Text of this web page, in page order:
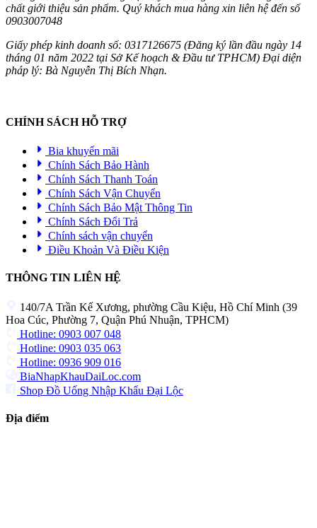
chất giới thiệu sản phẩm. Quý khách mua hàng xin liên hệ đến số
0903007048
Giấy phép kinh doanh số: 0317126675 (Đăng ký lần đầu ngày 14
tháng 01 năm 2022 tại Sở Kế hoạch & Đầu tư TPHCM) Đại diện
pháp lý: Bà Nguyễn Thị Bích Nhạn.
CHÍNH SÁCH HỖ TRỢ
Bia khuyến mãi
Chính Sách Bảo Hành
Chính Sách Thanh Toán
Chính Sách Vận Chuyển
Chính Sách Bảo Mật Thông Tin
Chính Sách Đổi Trả
Chính sách vận chuyển
Điều Khoản Và Điều Kiện
THÔNG TIN LIÊN HỆ
140/7A Trần Kế Xương, phường Cầu Kiệu, Hồ Chí Minh (39
Hoa Cúc, Phường 7, Quận Phú Nhuận, TPHCM)
Hotline: 0903 007 048
Hotline: 0903 035 063
Hotline: 0936 909 016
BiaNhapKhauDaiLoc.com
Shop Đồ Uống Nhập Khẩu Đại Lộc
Địa điểm